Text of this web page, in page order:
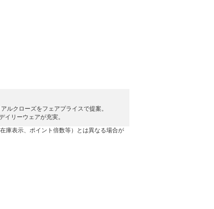
ルクローズをフェアプライスで提案。
イリーウェアが充実。
庫表示、ポイント倍数等）とは異なる場合が